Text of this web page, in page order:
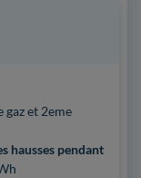
gaz et 2eme
hausses pendant